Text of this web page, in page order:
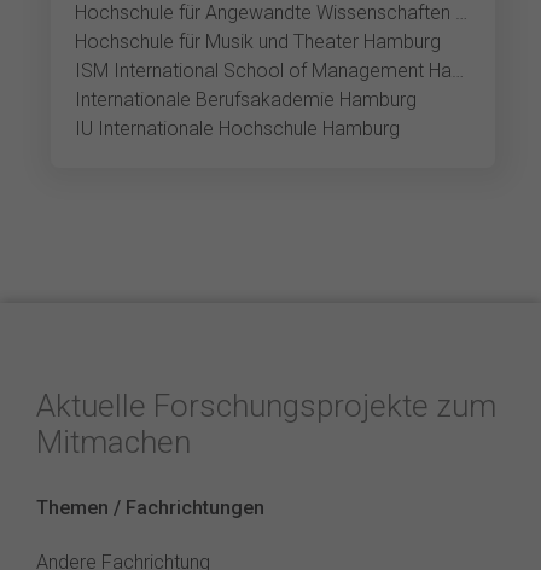
Hochschule für Angewandte Wissenschaften Hamburg
Hochschule für Musik und Theater Hamburg
ISM International School of Management Hamburg
Internationale Berufsakademie Hamburg
IU Internationale Hochschule Hamburg
Aktuelle Forschungsprojekte zum
Mitmachen
Themen / Fachrichtungen
Andere Fachrichtung